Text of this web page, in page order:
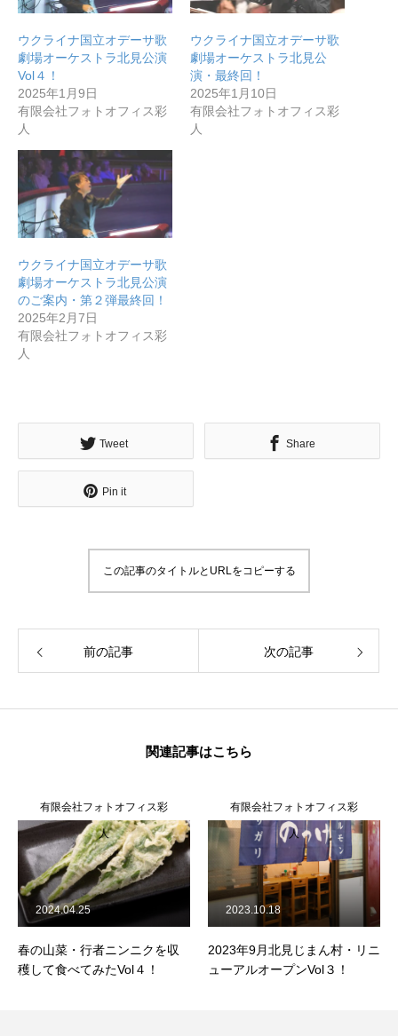
無料で登録したい企業様はこちら
メディア取材受付口はこちら
北海道最強のビジネス課題解決コミュニティ【北海道オ
ンラインアジト】
無料で登録したい企業様はこちら
ウクライナ国立オデーサ歌
劇場オーケストラ北見公演
Vol４！
2025年1月9日
有限会社フォトオフィス彩
人
ウクライナ国立オデーサ歌
劇場オーケストラ北見公
演・最終回！
2025年1月10日
有限会社フォトオフィス彩
人
ウクライナ国立オデーサ歌
劇場オーケストラ北見公演
のご案内・第２弾最終回！
2025年2月7日
有限会社フォトオフィス彩
人
Tweet Share
Pin it
この記事のタイトルとURLをコピーする
前の記事 次の記事
関連記事はこちら
有限会社フォトオフィス彩
人
春の山菜・行者ニンニクを収
穫して食べてみたVol４！
2024.04.25
有限会社フォトオフィス彩
人
2023年9月北見じまん村・リニ
ューアルオープンVol３！
2023.10.18